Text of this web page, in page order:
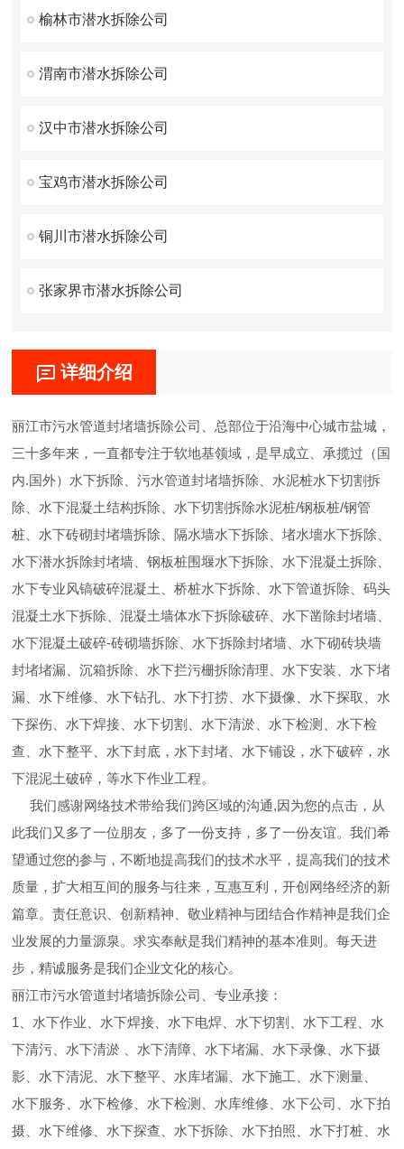
榆林市潜水拆除公司
渭南市潜水拆除公司
汉中市潜水拆除公司
宝鸡市潜水拆除公司
铜川市潜水拆除公司
张家界市潜水拆除公司
详细介绍
丽江市污水管道封堵墙拆除公司、总部位于沿海中心城市盐城，
三十多年来，一直都专注于软地基领域，是早成立、承揽过（国
内.国外）水下拆除、污水管道封堵墙拆除、水泥桩水下切割拆
除、水下混凝土结构拆除、水下切割拆除水泥桩/钢板桩/钢管
桩、水下砖砌封堵墙拆除、隔水墙水下拆除、堵水墻水下拆除、
水下潜水拆除封堵墙、钢板桩围堰水下拆除、水下混凝土拆除、
水下专业风镐破碎混凝土、桥桩水下拆除、水下管道拆除、码头
混凝土水下拆除、混凝土墙体水下拆除破碎、水下凿除封堵墙、
水下混凝土破碎-砖砌墙拆除、水下拆除封堵墙、水下砌砖块墙
封堵堵漏、沉箱拆除、水下拦污栅拆除清理、水下安装、水下堵
漏、水下维修、水下钻孔、水下打捞、水下摄像、水下探取、水
下探伤、水下焊接、水下切割、水下清淤、水下检测、水下检
查、水下整平、水下封底，水下封堵、水下铺设，水下破碎，水
下混泥土破碎，等水下作业工程。
我们感谢网络技术带给我们跨区域的沟通,因为您的点击，从
此我们又多了一位朋友，多了一份支持，多了一份友谊。我们希
望通过您的参与，不断地提高我们的技术水平，提高我们的技术
质量，扩大相互间的服务与往来，互惠互利，开创网络经济的新
篇章。责任意识、创新精神、敬业精神与团结合作精神是我们企
业发展的力量源泉。求实奉献是我们精神的基本准则。每天进
步，精诚服务是我们企业文化的核心。
丽江市污水管道封堵墙拆除公司、专业承接：
1、水下作业、水下焊接、水下电焊、水下切割、水下工程、水
下清污、水下清淤 、水下清障、水下堵漏、水下录像、水下摄
影、水下清泥、水下整平、水库堵漏、水下施工、水下测量、
水下服务、水下检修、水下检测、水库维修、水下公司、水下拍
摄、水下维修、水下探查、水下拆除、水下拍照、水下打桩、水